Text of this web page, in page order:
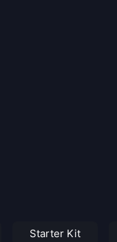
Starter Kit